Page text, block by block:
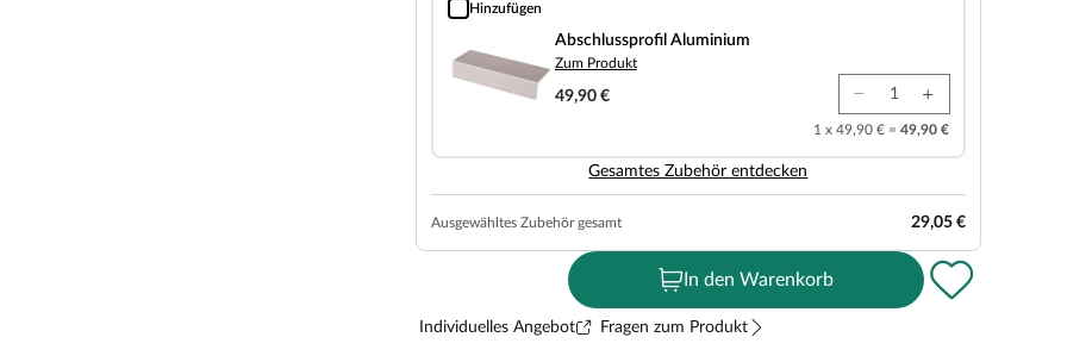
Hinzufügen
Abschlussprofil Aluminium
Abschlussprofil Aluminium
Zum Produkt
49,90 €
1 x 49,90 € = 49,90 €
Gesamtes Zubehör entdecken
Ausgewähltes Zubehör gesamt 29,05 €
In den Warenkorb
Individuelles Angebot Fragen zum Produkt